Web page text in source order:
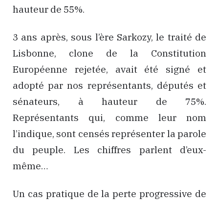
hauteur de 55%.
3 ans après, sous l’ère Sarkozy, le traité de
Lisbonne, clone de la Constitution
Européenne rejetée, avait été signé et
adopté par nos représentants, députés et
sénateurs, à hauteur de 75%.
Représentants qui, comme leur nom
l’indique, sont censés représenter la parole
du peuple. Les chiffres parlent d’eux-
même…
Un cas pratique de la perte progressive de